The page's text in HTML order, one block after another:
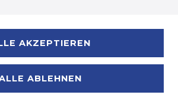
AKZEPTIEREN
ABLEHNEN